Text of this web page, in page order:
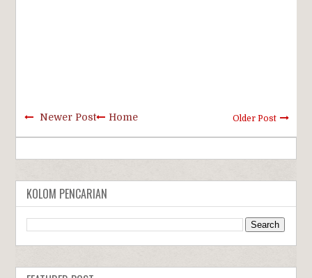
Newer Post Older Post
Home
KOLOM PENCARIAN